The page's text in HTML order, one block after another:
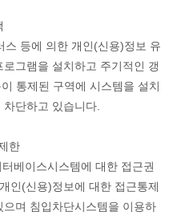
스 등에 의한 개인(신용)정보 유
그램을 설치하고 주기적인 갱
통제된 구역에 시스템을 설치
단하고 있습니다.
한
베이스시스템에 대한 접근권
인(신용)정보에 대한 접근통제
며 침입차단시스템을 이용하